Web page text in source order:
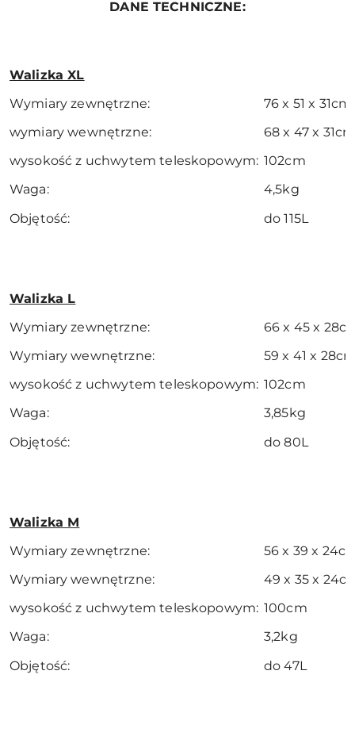
DANE TECHNICZNE:
Walizka XL
Wymiary zewnętrzne:
76 x 51 x 31cm
wymiary wewnętrzne:
68 x 47 x
wysokość z uchwytem teleskopowym: 102cm
Waga:
4,5kg
Objętość:
do 115L
Walizka L
Wymiary zewnętrzne:
66 x 45 x
Wymiary wewnętrzne:
59 x 41 x
wysokość z uchwytem teleskopowym: 102cm
Waga:
3,85kg
Objętość:
do 80L
Walizka M
Wymiary zewnętrzne:
56 x 39 x
Wymiary wewnętrzne:
49 x 35 x
wysokość z uchwytem teleskopowym: 100cm
Waga:
3,2kg
Objętość:
do 47L